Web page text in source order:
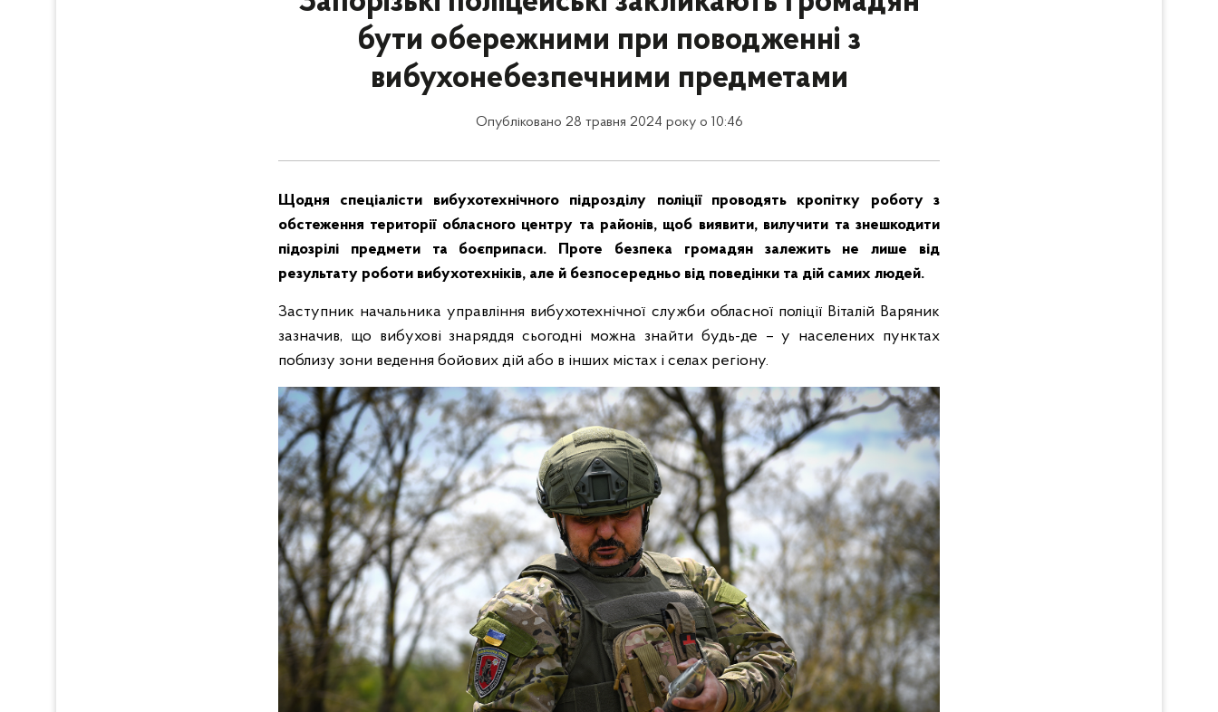
бути обережними при поводженні з
вибухонебезпечними предметами
Опубліковано 28 травня 2024 року о 10:46
Щодня
спеціалісти вибухотехнічного підрозділу поліції проводять кропітку роботу з
обстеження території обласного центру та районів, щоб виявити, вилучити та знешкодити
підозрілі предмети та боєприпаси. Проте безпека громадян залежить не лише від
результату роботи вибухотехніків, але й безпосередньо від поведінки та дій самих людей.
Заступник начальника управління вибухотехнічної служби обласної поліції Віталій Варяник
зазначив, що вибухові знаряддя сьогодні можна знайти будь-де – у населених пунктах
поблизу зони ведення бойових дій або в інших містах і селах регіону.